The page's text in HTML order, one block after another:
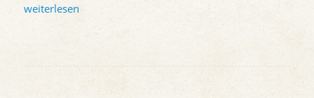
weiterlesen